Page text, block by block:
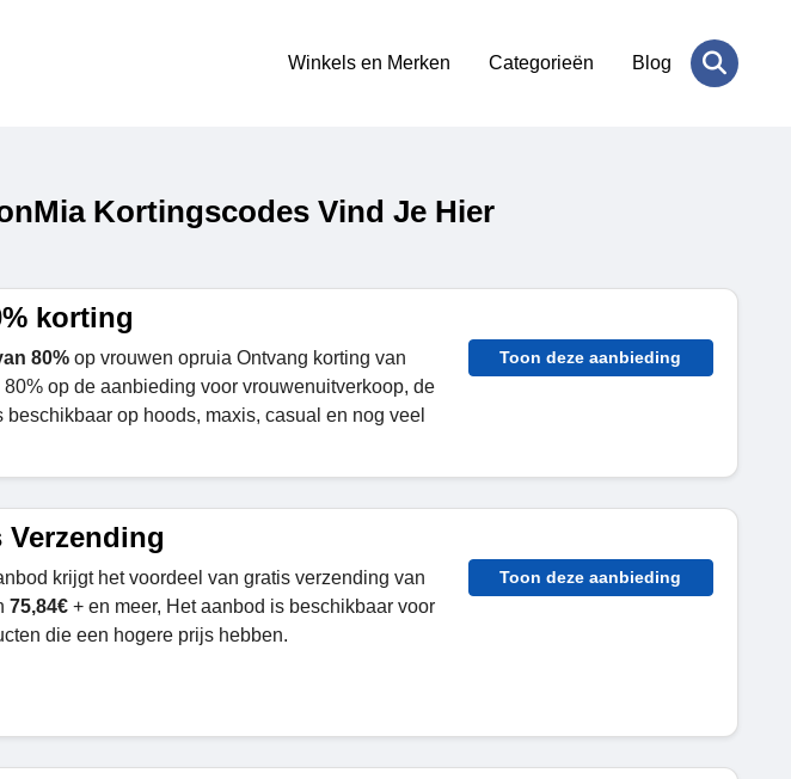
Winkels en Merken Categorieën Blog
Kortingscodes Vind Je Hier
korting
80%op vrouwen opruia Ontvang korting van
80% op de aanbieding voor vrouwenuitverkoop, de
beschikbaar op hoods, maxis, casual en nog veel
Toon deze aanbieding
Verzending
krijgt het voordeel van gratis verzending van
75,84€ + en meer, Het aanbod is beschikbaar voor
die een hogere prijs hebben.
Toon deze aanbieding